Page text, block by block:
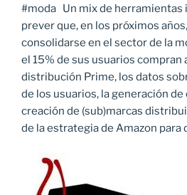
#moda Un mix de herramientas
prever que, en los próximos
consolidarse en el sector de la
el 15% de sus usuarios compran
distribución Prime, los datos
de los usuarios, la generación
creación de (sub)marcas
de la estrategia de Amazon para